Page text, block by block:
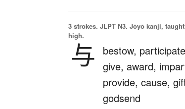
3 strokes. JLPT N3. Jōyō kanji,
high.
与 bestow,
give, award,
provide, cause,
godsend